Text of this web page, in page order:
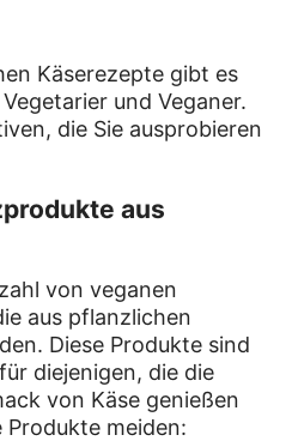
Käserezepte gibt es
und Veganer.
die Sie ausprobieren
aus
von veganen
aus pflanzlichen
Diese Produkte sind
diejenigen, die die
von Käse genießen
meiden: